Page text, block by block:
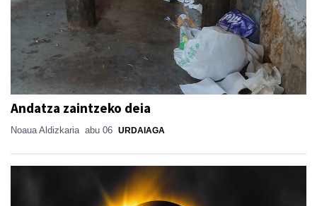
Andatza zaintzeko deia
Noaua Aldizkaria abu 06 URDAIAGA